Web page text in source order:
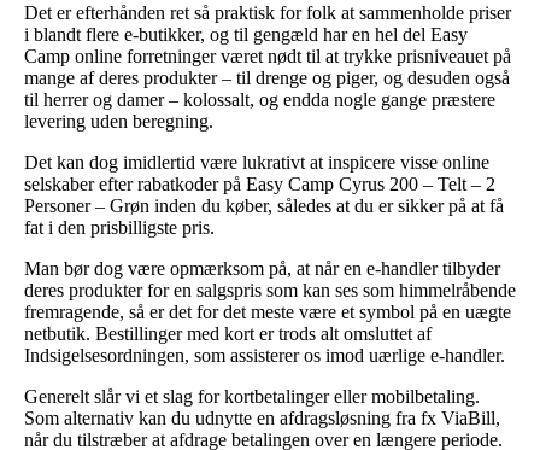
Det er efterhånden ret så praktisk for folk at sammenholde priser
i blandt flere e-butikker, og til gengæld har en hel del Easy
Camp online forretninger været nødt til at trykke prisniveauet på
mange af deres produkter – til drenge og piger, og desuden også
til herrer og damer – kolossalt, og endda nogle gange præstere
levering uden beregning.
Det kan dog imidlertid være lukrativt at inspicere visse online
selskaber efter rabatkoder på Easy Camp Cyrus 200 – Telt – 2
Personer – Grøn inden du køber, således at du er sikker på at få
fat i den prisbilligste pris.
Man bør dog være opmærksom på, at når en e-handler tilbyder
deres produkter for en salgspris som kan ses som himmelråbende
fremragende, så er det for det meste være et symbol på en uægte
netbutik. Bestillinger med kort er trods alt omsluttet af
Indsigelsesordningen, som assisterer os imod uærlige e-handler.
Generelt slår vi et slag for kortbetalinger eller mobilbetaling.
Som alternativ kan du udnytte en afdragsløsning fra fx ViaBill,
når du tilstræber at afdrage betalingen over en længere periode.